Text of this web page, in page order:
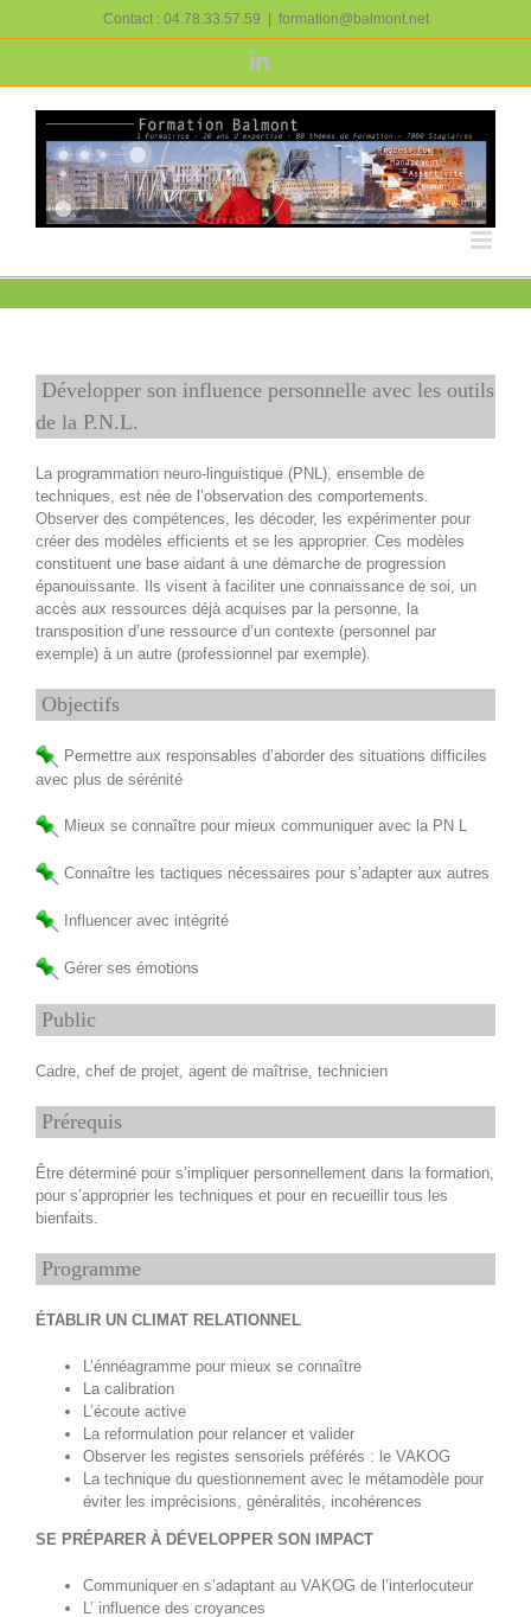
Contact : 04.78.33.57.59 formation@balmont.net
LinkedIn
Développer son influence personnelle avec les outils
de la P.N.L.
La programmation neuro-linguistique (PNL), ensemble de
techniques, est née de l’observation des comportements.
Observer des compétences, les décoder, les expérimenter pour
créer des modèles efficients et se les approprier. Ces modèles
constituent une base aidant à une démarche de progression
épanouissante. Ils visent à faciliter une connaissance de soi, un
accès aux ressources déjà acquises par la personne, la
transposition d’une ressource d’un contexte (personnel par
exemple) à un autre (professionnel par exemple).
Objectifs
Permettre aux responsables d’aborder des situations difficiles
avec plus de sérénité
Mieux se connaître pour mieux communiquer avec la PN L
Connaître les tactiques nécessaires pour s’adapter aux autres
Influencer avec intégrité
Gérer ses émotions
Public
Cadre, chef de projet, agent de maîtrise, technicien
Prérequis
Être déterminé pour s’impliquer personnellement dans la formation,
pour s’approprier les techniques et pour en recueillir tous les
bienfaits.
Programme
ÉTABLIR UN CLIMAT RELATIONNEL
L’énnéagramme pour mieux se connaître
La calibration
L’écoute active
La reformulation pour relancer et valider
Observer les registes sensoriels préférés : le VAKOG
La technique du questionnement avec le métamodèle pour
éviter les imprécisions, généralités, incohérences
SE PRÉPARER À DÉVELOPPER SON IMPACT
Communiquer en s’adaptant au VAKOG de l’interlocuteur
L’ influence des croyances